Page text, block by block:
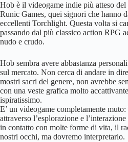
Hob è il videogame indie più atteso del
Runic Games, quei signori che hanno
eccellenti Torchlight. Questa volta si
passando dal più classico action RPG
nudo e crudo.
Hob sembra avere abbastanza
sul mercato. Non cerca di andare in
mostri sacri del genere, non avrebbe
con una veste grafica molto
ispiratissimo.
E’ un videogame completamente muto:
attraverso l’esplorazione e
in contatto con molte forme di vita, il
nostri occhi, ma dovremo interpretarlo.